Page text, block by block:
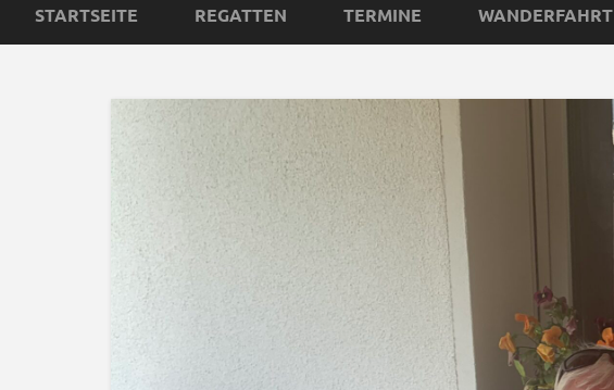
STARTSEITE REGATTEN TERMINE WANDERFAHRT